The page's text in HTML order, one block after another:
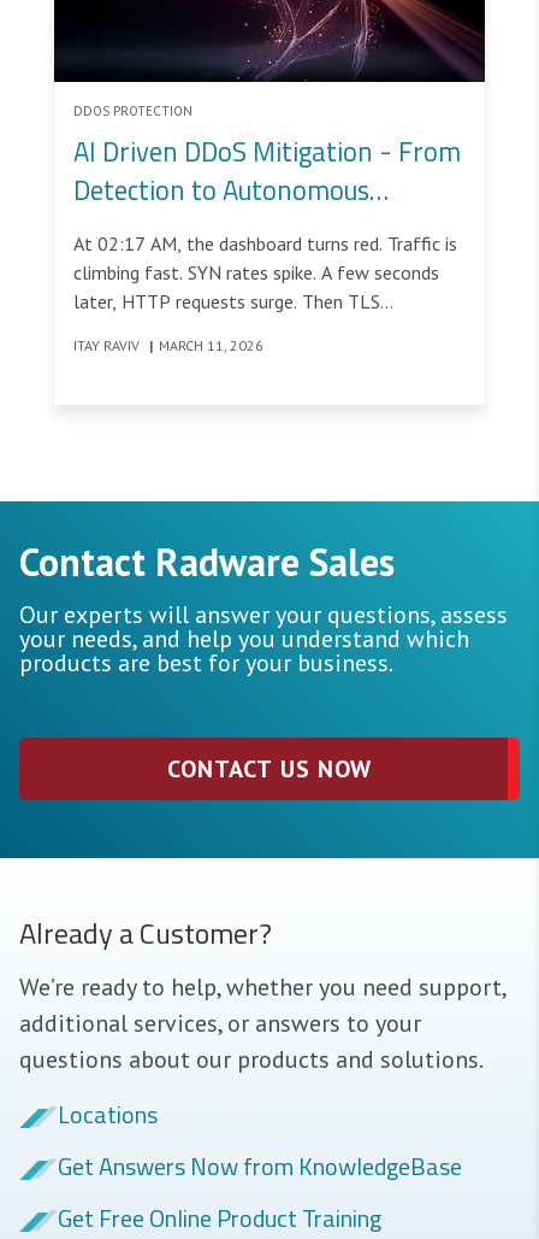
DDOS PROTECTION
AI Driven DDoS Mitigation - From
Detection to Autonomous
Remediation
At 02:17 AM, the dashboard turns red. Traffic is
climbing fast. SYN rates spike. A few seconds
later, HTTP requests surge. Then TLS
are accurate. The detection engine did its job.
ITAY RAVIV | MARCH 11, 2026
Contact Radware Sales
Our experts will answer your questions, assess
your needs, and help you understand which
products are best for your business.
CONTACT US NOW
Already a Customer?
We’re ready to help, whether you need support,
additional services, or answers to your
questions about our products and solutions.
Locations
Get Answers Now from KnowledgeBase
Get Free Online Product Training